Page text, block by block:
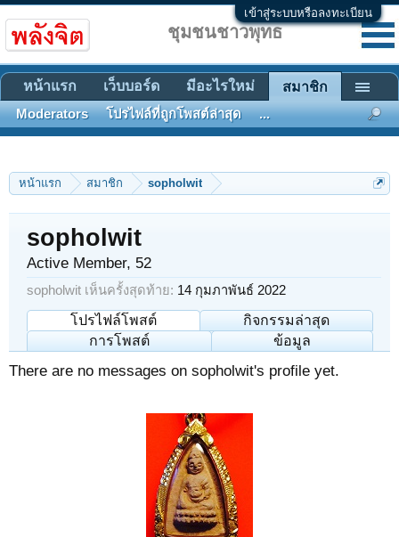
เข้าสู่ระบบหรือลงทะเบียน
หน้าแรก สมาชิก sopholwit
sopholwit
Active Member, 52
sopholwit เห็นครั้งสุดท้าย: 14 กุมภาพันธ์ 2022
โปรไฟล์โพสต์
กิจกรรมล่าสุด
การโพสต์
ข้อมูล
There are no messages on sopholwit's profile yet.
ชุมชนชาวพุทธ
หน้าแรก เว็บบอร์ด มีอะไรใหม่ สมาชิก
Moderators โปรไฟล์ที่ถูกโพสต์ล่าสุด ...